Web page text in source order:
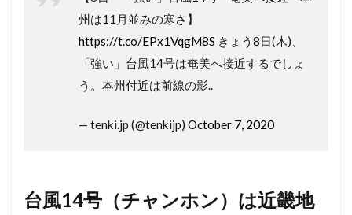
州は11月並みの寒さ】
https://t.co/EPx1VqgM8S きょう8日(木)、
「強い」台風14号は奄美へ接近するでしょ
う。本州付近は前線の影..
— tenki.jp (@tenkijp) October 7, 2020
台風14号（チャンホン）は近畿地